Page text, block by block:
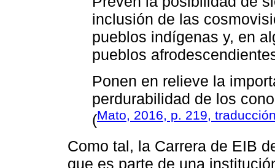
inclusión de las
pueblos indígenas y, en
pueblos
Ponen en relieve la
perdurabilidad de los
(Mato, 2016, p. 219,
Como tal, la Carrera de EIB
que es parte de una